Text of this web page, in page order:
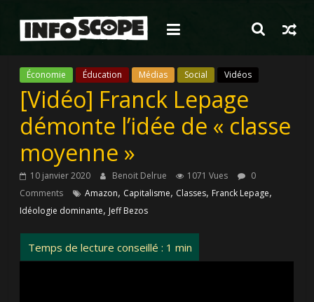
contenu
Économie Éducation Médias Social Vidéos
[Vidéo] Franck Lepage
démonte l’idée de « classe
moyenne »
10 janvier 2020 Benoit Delrue 1071 Vues
0
Comments
Amazon, Capitalisme, Classes, Franck Lepage,
Idéologie dominante, Jeff Bezos